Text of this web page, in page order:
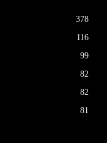
378
116
99
82
82
81